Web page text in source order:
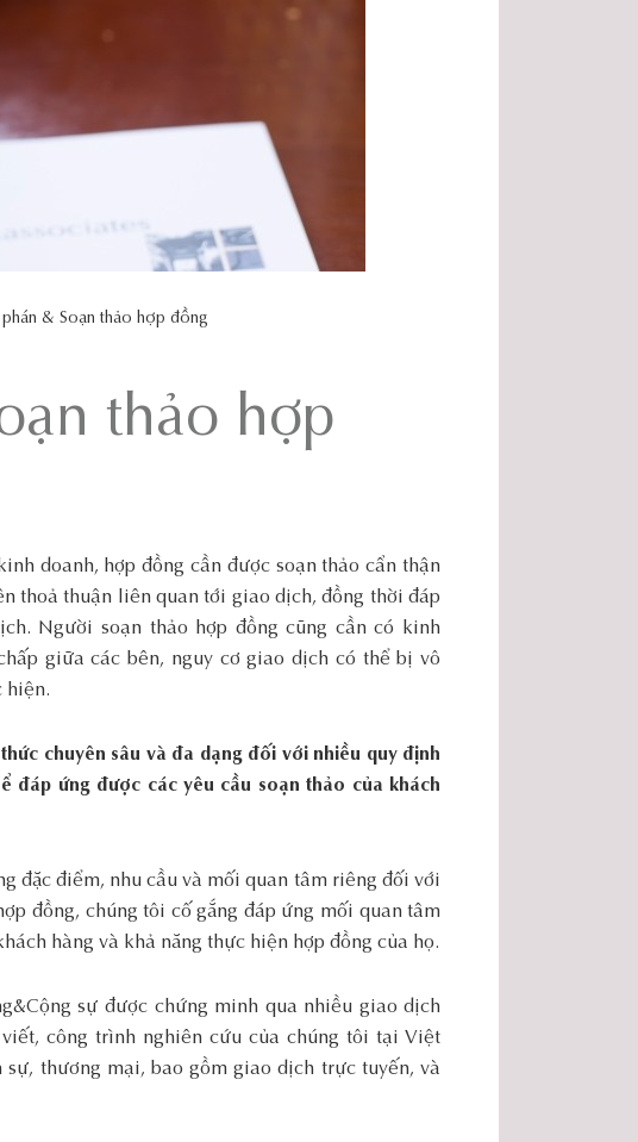
& Soạn thảo hợp đồng
thảo hợp
doanh, hợp đồng cần được soạn thảo cẩn thận
thoả thuận liên quan tới giao dịch, đồng thời đáp
Người soạn thảo hợp đồng cũng cần có kinh
giữa các bên, nguy cơ giao dịch có thể bị vô
hiện.
chuyên sâu và đa dạng đối với nhiều quy định
đáp ứng được các yêu cầu soạn thảo của khách
đặc điểm, nhu cầu và mối quan tâm riêng đối với
đồng, chúng tôi cố gắng đáp ứng mối quan tâm
hàng và khả năng thực hiện hợp đồng của họ.
sự được chứng minh qua nhiều giao dịch
công trình nghiên cứu của chúng tôi tại Việt
thương mại, bao gồm giao dịch trực tuyến, và